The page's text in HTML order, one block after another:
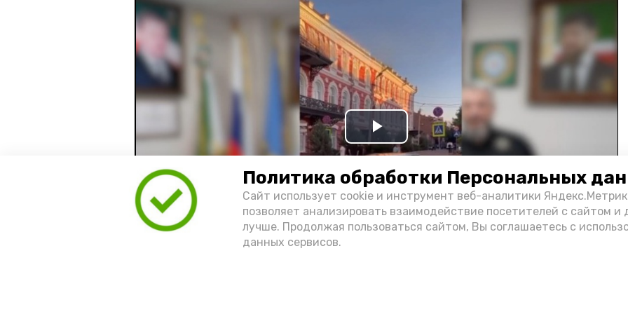
Политика обработки Персональных
Сайт использует cookie и инструмент веб-аналитики
позволяет анализировать взаимодействие посетителей с сайтом и
лучше. Продолжая пользоваться сайтом, Вы соглашаетесь с
данных сервисов.
Play
Video